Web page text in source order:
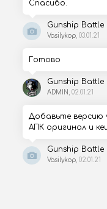
Спасибо.
Gunship Battle
Vasilykop , 03.01.21
Готово
Gunship Battle
ADMIN , 02.01.21
Добавьте версию
АПК оригинал и
Gunship Battle
Vasilykop , 02.01.21